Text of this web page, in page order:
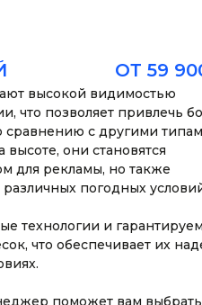
ОТ 59
высокой видимостью
что позволяет привлечь
сравнению с другими
высоте, они становятся
для рекламы, но также
погодных
технологии и гарантируем
что обеспечивает их
поможет вам выбрать